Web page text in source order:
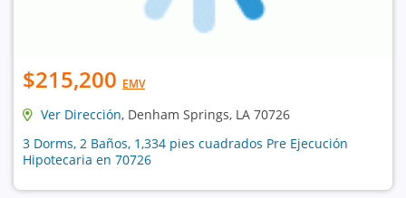
$215,200 EMV
Ver Dirección, Denham Springs, LA 70726
3 Dorms, 2 Baños, 1,334 pies cuadrados Pre Ejecución
Hipotecaria en 70726